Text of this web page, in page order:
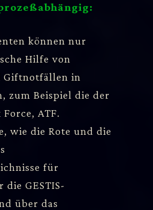
können nur
Hilfe von
Giftnotfällen in
zum Beispiel die der
ATF.
wie die Rote und die
für
GESTIS-
über das